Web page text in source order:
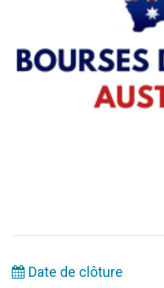
Date de clôture